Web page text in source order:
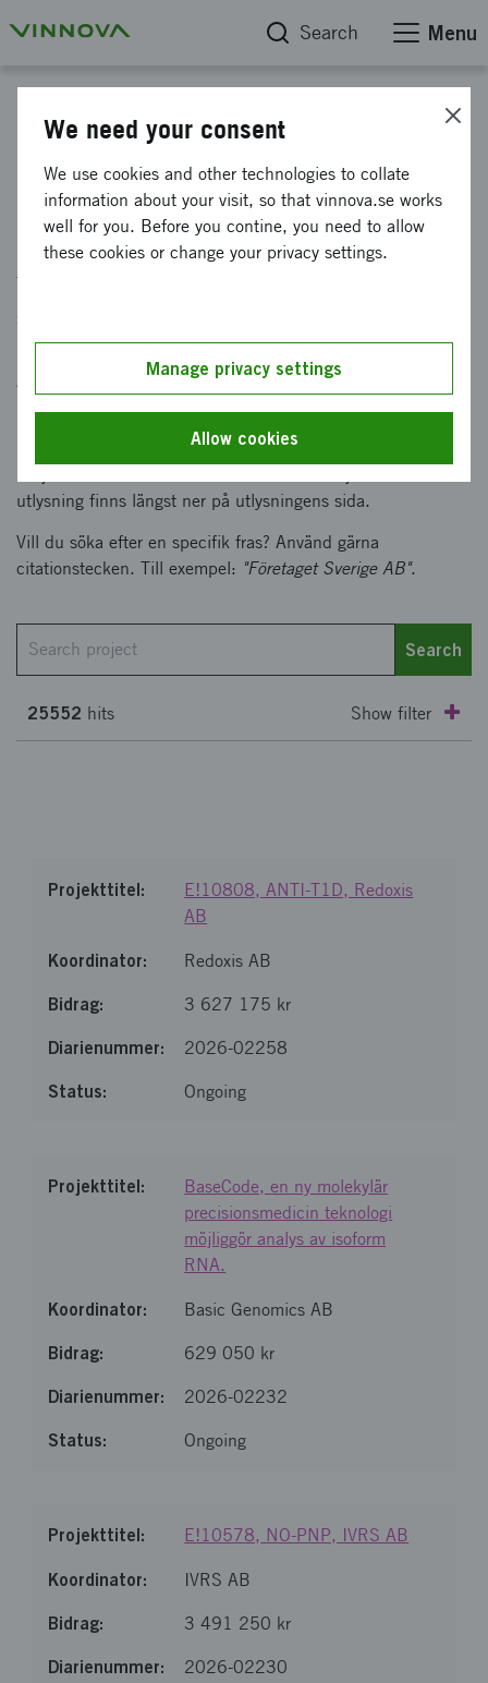
Search Menu
Projektdatabas
Sök bland alla projekt Vinnova har finansierat.
Texterna kommer från en databas där projekten
Använd databasen för att hitta information om ett specifikt
projekt. Exempelvis för att se vad finansiering från Vinnova
kan leda till eller få tips på en potentiell samarbetspartner.
utlysning finns längst ner på utlysningens sida.
Vill du söka efter en specifik fras? Använd gärna
citationstecken. Till exempel: "Företaget Sverige AB".
Search
25552 hits Show filter
Completed projects (23499)
Completed with public report (1092)
Funds
All projects
SEK 1-5 million (8245)
Less than SEK 500,000 (10234)
E!10808, ANTI-T1D, Redoxis
AB
Redoxis AB
3 627 175 kr
2026-02258
Ongoing
BaseCode, en ny molekylär
precisionsmedicin teknologi
möjliggör analys av isoform
RNA.
Basic Genomics AB
629 050 kr
2026-02232
Ongoing
E!10578, NO-PNP, IVRS AB
IVRS AB
3 491 250 kr
2026-02230
We need your consent
We use cookies and other technologies to collate
information about your visit, so that vinnova.se works
well for you. Before you contine, you need to allow
these cookies or change your privacy settings.
Manage privacy settings
Allow cookies